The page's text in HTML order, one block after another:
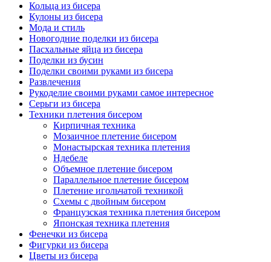
Кольца из бисера
Кулоны из бисера
Мода и стиль
Новогодние поделки из бисера
Пасхальные яйца из бисера
Поделки из бусин
Поделки своими руками из бисера
Развлечения
Рукоделие своими руками самое интересное
Серьги из бисера
Техники плетения бисером
Кирпичная техника
Мозаичное плетение бисером
Монастырская техника плетения
Ндебеле
Объемное плетение бисером
Параллельное плетение бисером
Плетение игольчатой техникой
Схемы с двойным бисером
Французская техника плетения бисером
Японская техника плетения
Фенечки из бисера
Фигурки из бисера
Цветы из бисера